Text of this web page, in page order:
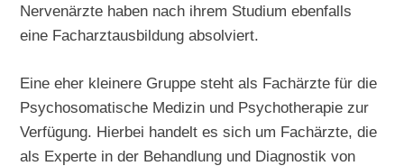
Nervenärzte haben nach ihrem Studium ebenfalls
eine Facharztausbildung absolviert.
Eine eher kleinere Gruppe steht als Fachärzte für die
Psychosomatische Medizin und Psychotherapie zur
Verfügung. Hierbei handelt es sich um Fachärzte, die
als Experte in der Behandlung und Diagnostik von